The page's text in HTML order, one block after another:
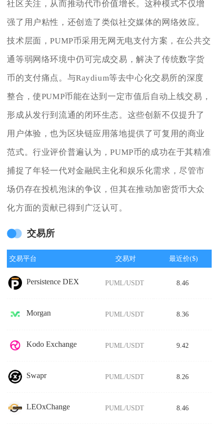
社区关注，从而推动代币价值增长。这种模式不仅增
强了用户粘性，还创造了类似社交媒体的网络效应。
技术层面，PUMP币采用无网无电支付方案，在公共交
通等弱网络环境中仍可完成交易，解决了传统数字货
币的支付痛点。与Raydium等去中心化交易所的深度
整合，使PUMP币能在达到一定市值后自动上线交易，
形成从发行到流通的闭环生态。这些创新不仅提升了
用户体验，也为区块链应用落地提供了可复用的商业
范式。行业评价普遍认为，PUMP币的成功在于其精准
捕捉了年轻一代对金融民主化和娱乐化需求，尽管市
场仍存在投机泡沫的争议，但其在推动加密货币大众
化方面的贡献已得到广泛认可。
交易所
交易平台 交易对 最近价($)
Persistence DEX PUML/USDT 8.46
Morgan PUML/USDT 8.36
Kodo Exchange PUML/USDT 9.42
Swapr PUML/USDT 8.26
LEOxChange PUML/USDT 8.46